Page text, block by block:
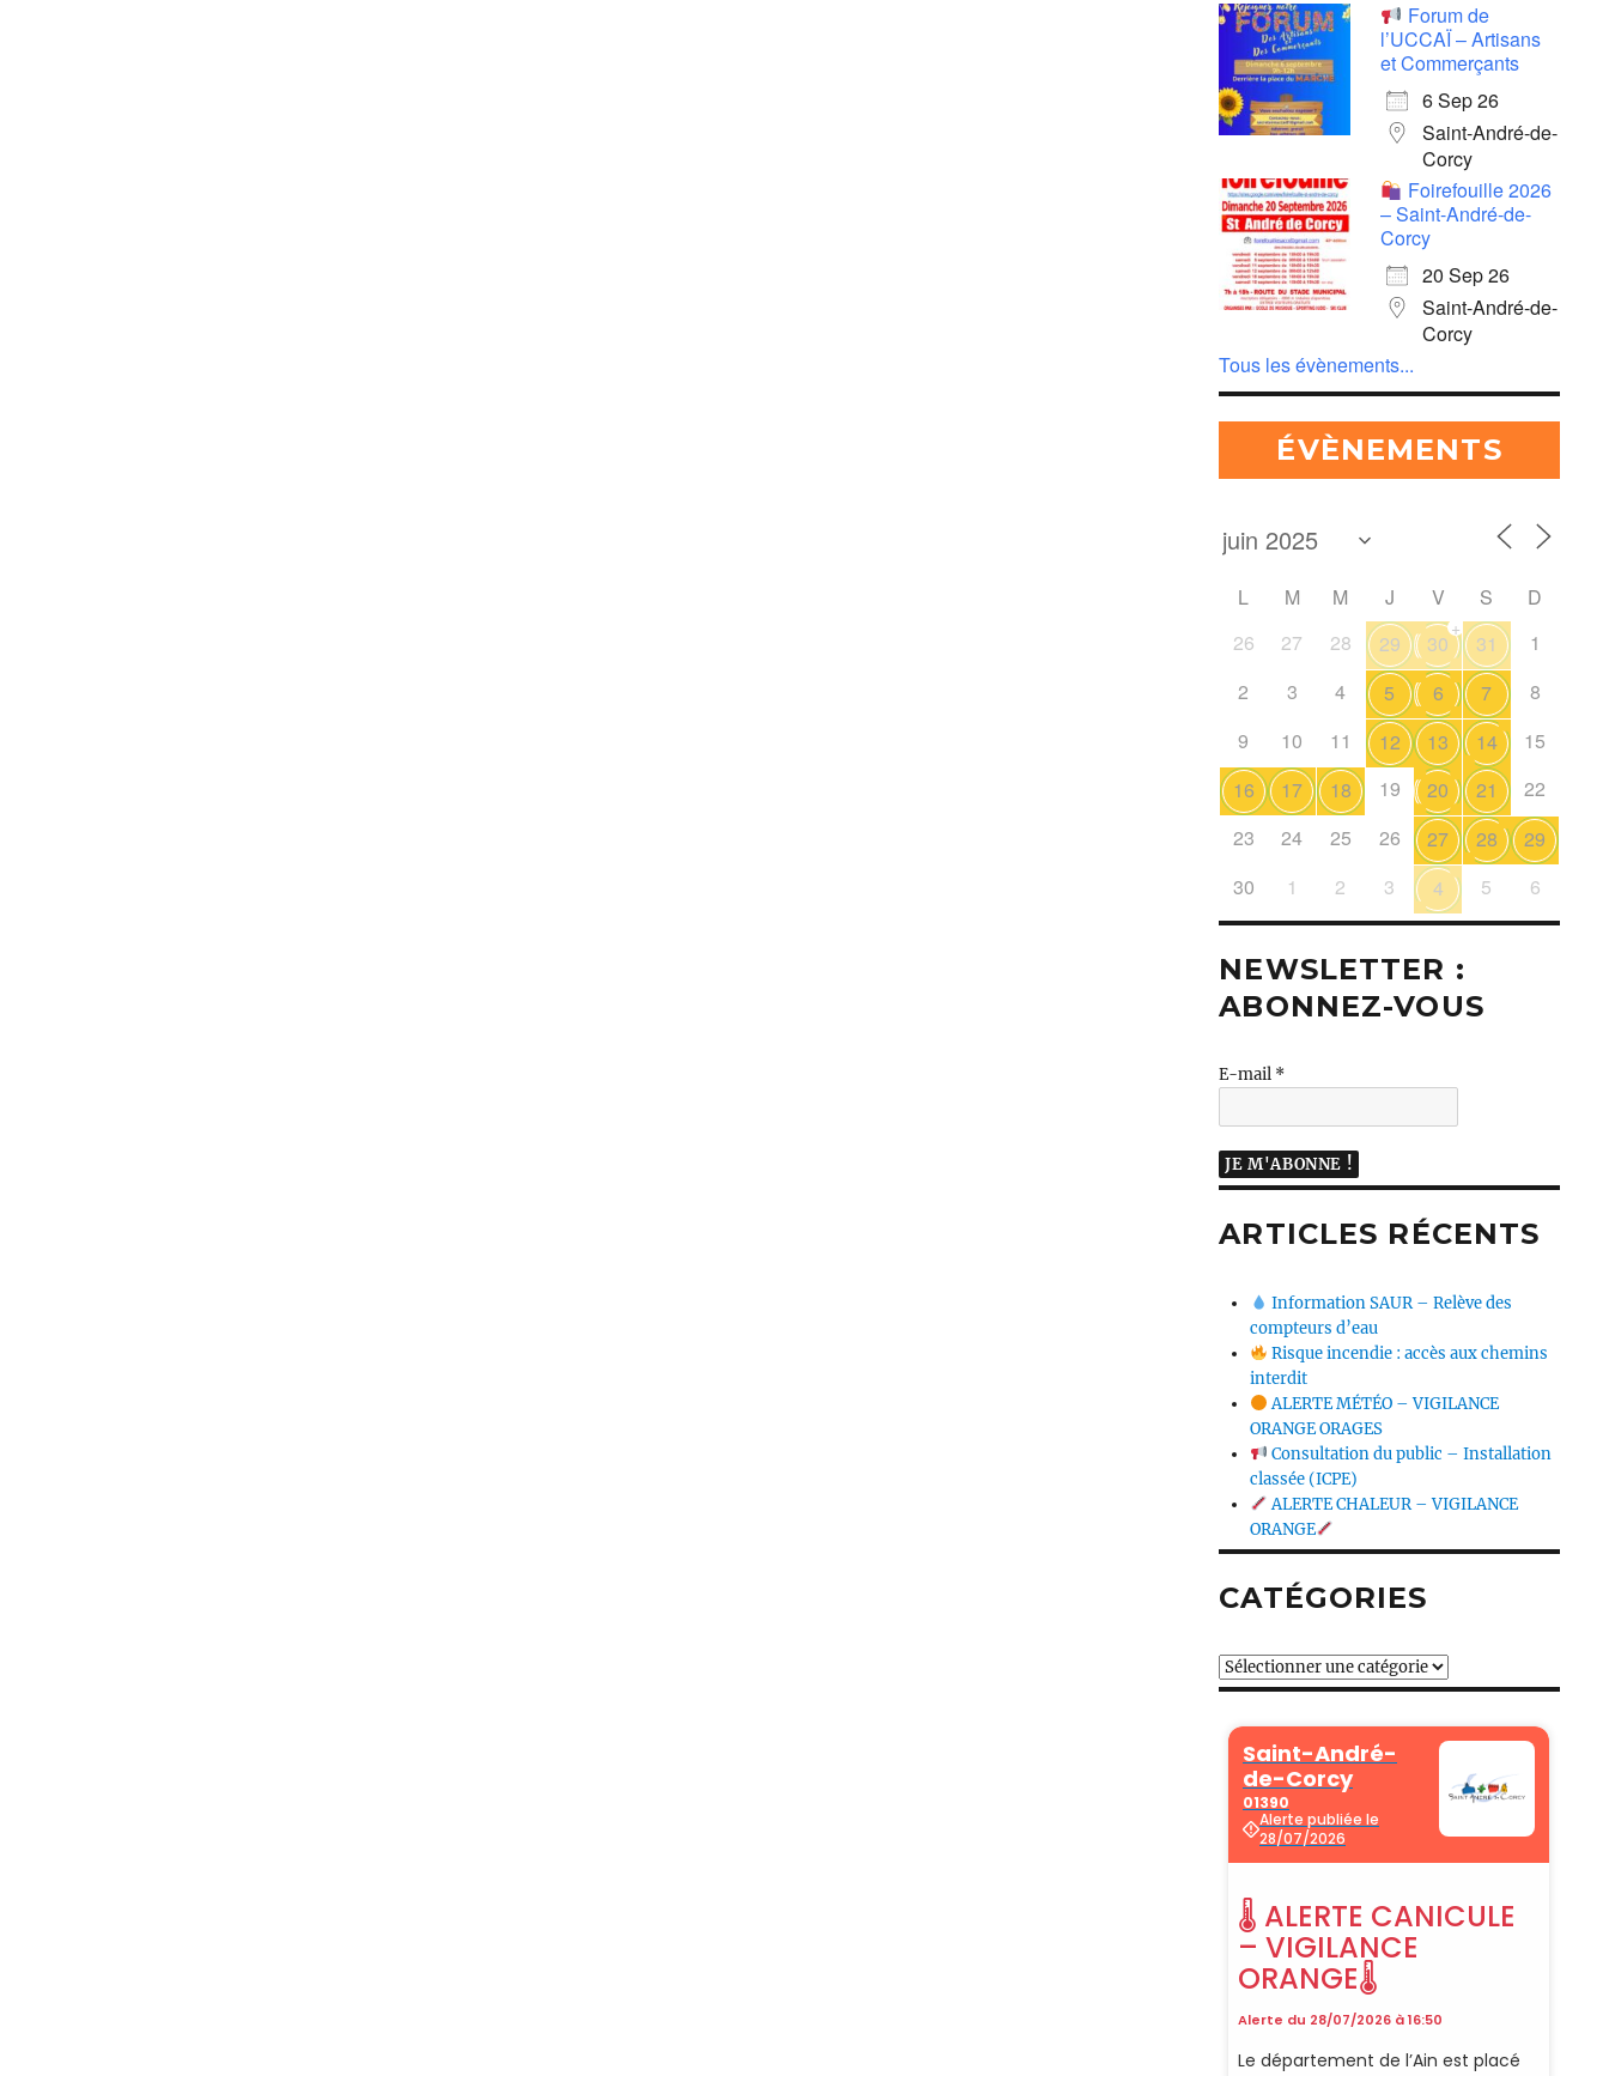
Forum de
l’UCCAÏ – Artisans
et Commerçants
6 Sep 26
Saint-André-de-
Corcy
Foirefouille 2026
– Saint-André-de-
Corcy
20 Sep 26
Saint-André-de-
Corcy
Tous les évènements...
ÉVÈNEMENTS
L M M J V S
D
26
27 28 29 30
+
31
1
2
3 4 5 6 7
8
9
10 11 12 13 14
15
16
17 18 19 20 21
22
23
24 25 26 27 28
29
30
1 2 3 4 5 6
NEWSLETTER :
ABONNEZ-VOUS
E-mail *
ARTICLES RÉCENTS
Information SAUR – Relève des
compteurs d’eau
Risque incendie : accès aux chemins
interdit
ALERTE MÉTÉO – VIGILANCE
ORANGE ORAGES
Consultation du public – Installation
classée (ICPE)
ALERTE CHALEUR – VIGILANCE
ORANGE
CATÉGORIES
Catégories